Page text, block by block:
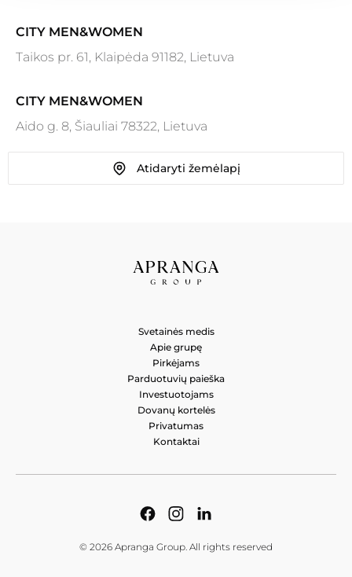
CITY MEN&WOMEN
Taikos pr. 61, Klaipėda 91182, Lietuva
CITY MEN&WOMEN
Aido g. 8, Šiauliai 78322, Lietuva
CITY MEN&WOMEN
Saltoniškių g. 9, Vilnius 08105, Lietuva
Vakarinė g. 39, Panevėžys 37370, Lietuva
CITY MEN&WOMEN
A. Stulginskio g. 4, Vilnius 01115, Lietuva
Atidaryti žemėlapį
Svetainės medis
Apie grupę
Pirkėjams
Parduotuvių paieška
Investuotojams
Dovanų kortelės
Privatumas
Kontaktai
© 2026 Apranga Group. All rights reserved